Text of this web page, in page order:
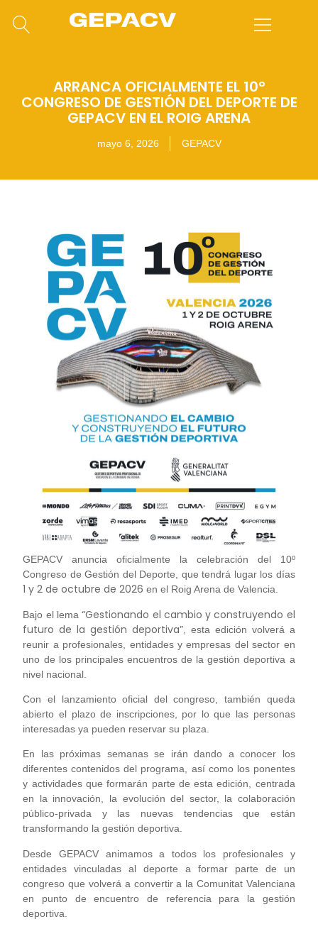
ARRANCA OFICIALMENTE EL 10º
CONGRESO DE GESTIÓN DEL DEPORTE DE
GEPACV EN EL ROIG ARENA
mayo 6, 2026 GEPACV
GEPACV anuncia oficialmente la celebración del 10º
Congreso de Gestión del Deporte, que tendrá lugar los días
1 y 2 de octubre de 2026 en el Roig Arena de Valencia.
Bajo el lema“Gestionando el cambio y construyendo el
futuro de la gestión deportiva” , esta edición volverá a
reunir a profesionales, entidades y empresas del sector en
uno de los principales encuentros de la gestión deportiva a
nivel nacional.
Con el lanzamiento oficial del congreso, también queda
abierto el plazo de inscripciones, por lo que las personas
interesadas ya pueden reservar su plaza.
En las próximas semanas se irán dando a conocer los
diferentes contenidos del programa, así como los ponentes
y actividades que formarán parte de esta edición, centrada
en la innovación, la evolución del sector, la colaboración
público-privada y las nuevas tendencias que están
transformando la gestión deportiva.
Desde GEPACV animamos a todos los profesionales y
entidades vinculadas al deporte a formar parte de un
congreso que volverá a convertir a la Comunitat Valenciana
en punto de encuentro de referencia para la gestión
deportiva.